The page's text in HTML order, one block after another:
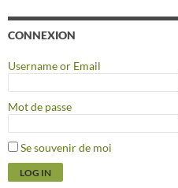
CONNEXION
Username or Email
Mot de passe
Se souvenir de moi